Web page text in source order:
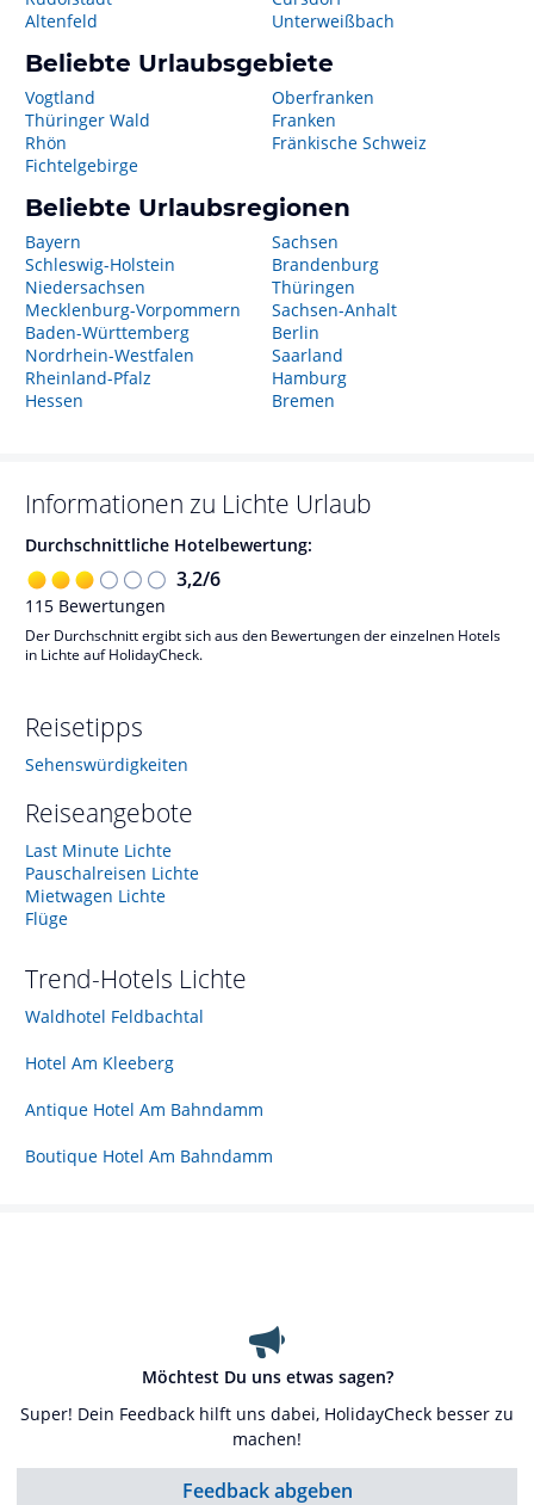
Altenfeld
Unterweißbach
Beliebte Urlaubsgebiete
Vogtland
Thüringer Wald
Rhön
Fichtelgebirge
Oberfranken
Franken
Fränkische Schweiz
Beliebte Urlaubsregionen
Bayern
Schleswig-Holstein
Niedersachsen
Mecklenburg-Vorpommern
Baden-Württemberg
Nordrhein-Westfalen
Rheinland-Pfalz
Hessen
Sachsen
Brandenburg
Thüringen
Sachsen-Anhalt
Berlin
Saarland
Hamburg
Bremen
Informationen zu Lichte Urlaub
Durchschnittliche Hotelbewertung:
3,2/6
115 Bewertungen
Der Durchschnitt ergibt sich aus den Bewertungen der einzelnen Hotels
in Lichte auf HolidayCheck.
Reisetipps
Sehenswürdigkeiten
Reiseangebote
Last Minute Lichte
Pauschalreisen Lichte
Mietwagen Lichte
Flüge
Trend-Hotels Lichte
Waldhotel Feldbachtal
Hotel Am Kleeberg
Antique Hotel Am Bahndamm
Boutique Hotel Am Bahndamm
Möchtest Du uns etwas sagen?
Super! Dein Feedback hilft uns dabei, HolidayCheck besser zu
machen!
Feedback abgeben